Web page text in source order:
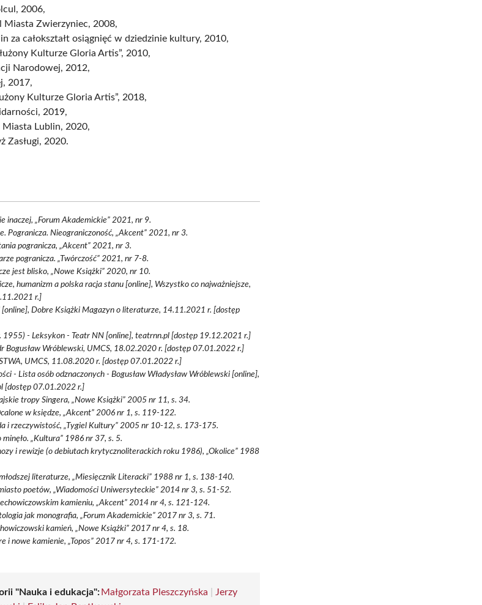
2006,
Zwierzyniec, 2008,
za całokształt osiągnięć w dziedzinie kultury, 2010,
Kulturze Gloria Artis”, 2010,
Narodowej, 2012,
2017,
Kulturze Gloria Artis”, 2018,
2019,
Miasta Lublin, 2020,
Zasługi, 2020.
inaczej, „Forum Akademickie” 2021, nr 9.
Pogranicza. Nieograniczoność, „Akcent” 2021, nr 3.
pogranicza, „Akcent” 2021, nr 3.
pogranicza. „Twórczość” 2021, nr 7-8.
jest blisko, „Nowe Książki” 2020, nr 10.
humanizm a polska racja stanu [online], Wszystko co najważniejsze,
r.]
[online], Dobre Książki Magazyn o literaturze, 14.11.2021 r. [dostęp
1955) - Leksykon - Teatr NN [online], teatrnn.pl [dostęp 19.12.2021 r.]
Bogusław Wróblewski, UMCS, 18.02.2020 r. [dostęp 07.01.2022 r.]
UMCS, 11.08.2020 r. [dostęp 07.01.2022 r.]
- Lista osób odznaczonych - Bogusław Władysław Wróblewski [online],
[dostęp 07.01.2022 r.]
tropy Singera, „Nowe Książki” 2005 nr 11, s. 34.
w księdze, „Akcent” 2006 nr 1, s. 119-122.
i rzeczywistość, „Tygiel Kultury” 2005 nr 10-12, s. 173-175.
„Kultura” 1986 nr 37, s. 5.
i rewizje (o debiutach krytycznoliterackich roku 1986), „Okolice” 1988
literaturze, „Miesięcznik Literacki” 1988 nr 1, s. 138-140.
poetów, „Wiadomości Uniwersyteckie” 2014 nr 3, s. 51-52.
kamieniu, „Akcent” 2014 nr 4, s. 121-124.
jak monografia, „Forum Akademickie” 2017 nr 3, s. 71.
kamień, „Nowe Książki” 2017 nr 4, s. 18.
i nowe kamienie, „Topos” 2017 nr 4, s. 171-172.
"Nauka i edukacja":Małgorzata Pleszczyńska
Jerzy